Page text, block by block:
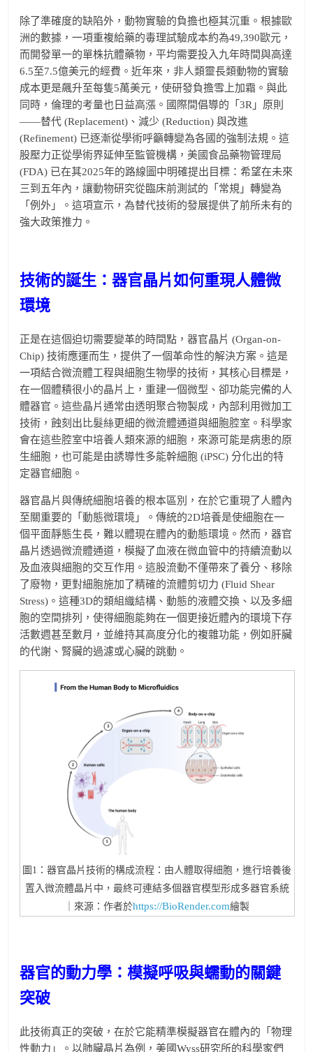
除了準確度的缺陷外，動物實驗的負擔也極其沉重。根據歐
洲的數據，一項重複給藥的毒理試驗成本約為49,390歐元，
而開發單一的單株抗體藥物，平均需要投入九年時間與高達
6.5至7.5億美元的經費。近年來，非人類靈長類動物的實驗
成本更是飆升至每隻5萬美元，使研發負擔雪上加霜。與此
同時，倫理的考量也日益高漲。國際間倡導的「3R」原則
——替代 (Replacement)、減少 (Reduction) 與改進
(Refinement) 已逐漸從學術呼籲轉變為各國的強制法規。這
股壓力正從學術界延伸至監管機構，美國食品藥物管理局
(FDA) 已在其2025年的路線圖中明確提出目標：希望在未來
三到五年內，讓動物研究從臨床前測試的「常規」轉變為
「例外」。這項宣示，為替代技術的發展提供了前所未有的
強大政策推力。
技術的誕生：器官晶片如何重現人體微
環境
正是在這個迫切需要變革的時間點，器官晶片 (Organ-on-
Chip) 技術應運而生，提供了一個革命性的解決方案。這是
一項結合微流體工程與細胞生物學的技術，其核心目標是，
在一個體積很小的晶片上，重建一個微型、卻功能完備的人
體器官。這些晶片通常由透明聚合物製成，內部利用微加工
技術，蝕刻出比髮絲更細的微流體通道與細胞腔室。科學家
會在這些腔室中培養人類來源的細胞，來源可能是病患的原
生細胞，也可能是由誘導性多能幹細胞 (iPSC) 分化出的特
定器官細胞。
器官晶片與傳統細胞培養的根本區別，在於它重現了人體內
至關重要的「動態微環境」。傳統的2D培養是使細胞在一
個平面靜態生長，難以體現在體內的動態環境。然而，器官
晶片透過微流體通道，模擬了血液在微血管中的持續流動以
及血液與細胞的交互作用。這股流動不僅帶來了養分、移除
了廢物，更對細胞施加了精確的流體剪切力 (Fluid Shear
Stress)。這種3D的類組織結構、動態的液體交換、以及多細
胞的空間排列，使得細胞能夠在一個更接近體內的環境下存
活數週甚至數月，並維持其高度分化的複雜功能，例如肝臟
的代謝、腎臟的過濾或心臟的跳動。
圖1：器官晶片技術的構成流程：由人體取得細胞，進行培養後
置入微流體晶片中，最終可連結多個器官模型形成多器官系統
｜來源：作者於https://BioRender.com繪製
器官的動力學：模擬呼吸與蠕動的關鍵
突破
此技術真正的突破，在於它能精準模擬器官在體內的「物理
性動力」。以肺臟晶片為例，美國Wyss研究所的科學家們